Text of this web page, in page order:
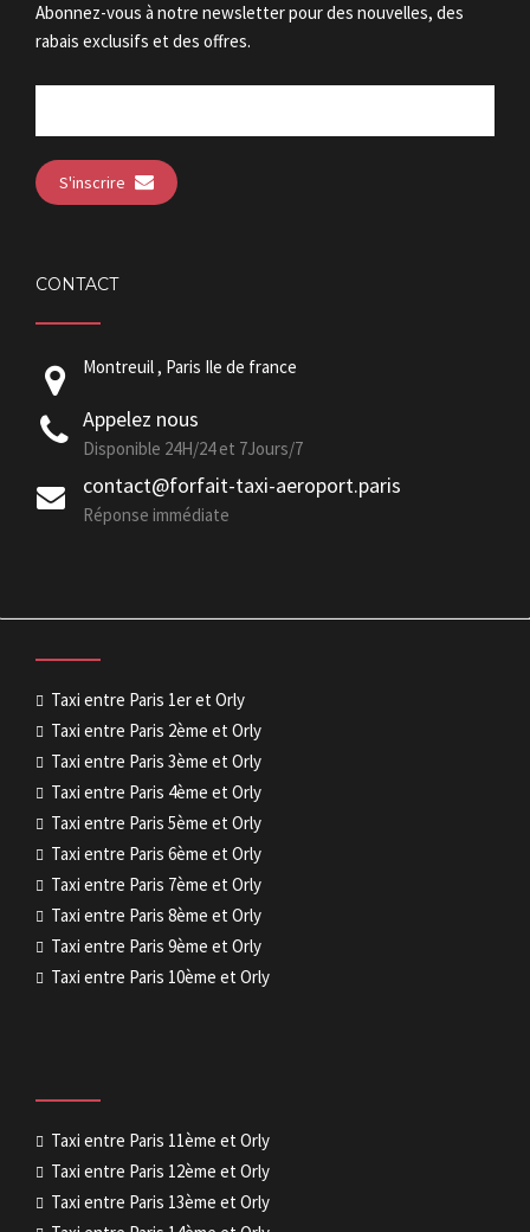
Abonnez-vous à notre newsletter pour des nouvelles, des
rabais exclusifs et des offres.
S'inscrire
CONTACT
Montreuil , Paris Ile de france
Appelez nous
Disponible 24H/24 et 7Jours/7
contact@forfait-taxi-aeroport.paris
Réponse immédiate
Taxi entre Paris 1er et Orly
Taxi entre Paris 2ème et Orly
Taxi entre Paris 3ème et Orly
Taxi entre Paris 4ème et Orly
Taxi entre Paris 5ème et Orly
Taxi entre Paris 6ème et Orly
Taxi entre Paris 7ème et Orly
Taxi entre Paris 8ème et Orly
Taxi entre Paris 9ème et Orly
Taxi entre Paris 10ème et Orly
Taxi entre Paris 11ème et Orly
Taxi entre Paris 12ème et Orly
Taxi entre Paris 13ème et Orly